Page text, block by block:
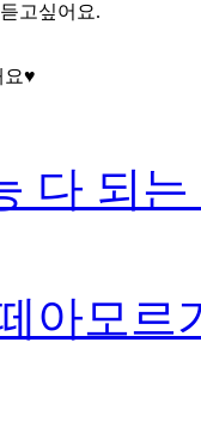
고싶어요.
요♥
다 되
아모르